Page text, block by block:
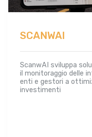
SCANWAI
ScanwAI sviluppa
il monitoraggio delle
enti e gestori a
investimenti